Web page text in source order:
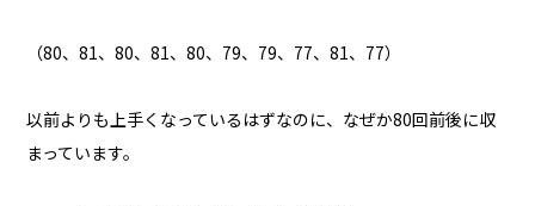
（80、81、80、81、80、79、79、77、81、77）
以前よりも上手くなっているはずなのに、なぜか80回前後に収
まっています。